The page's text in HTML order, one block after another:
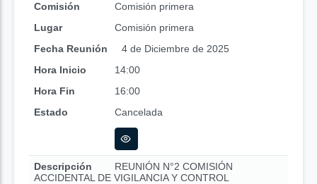
Comisión
Comisión primera
Lugar
Comisión primera
Fecha Reunión
4 de Diciembre de 2025
Hora Inicio
14:00
Hora Fin
16:00
Estado
Cancelada
Descripción
REUNIÓN N°2 COMISIÓN
ACCIDENTAL DE VIGILANCIA Y CONTROL